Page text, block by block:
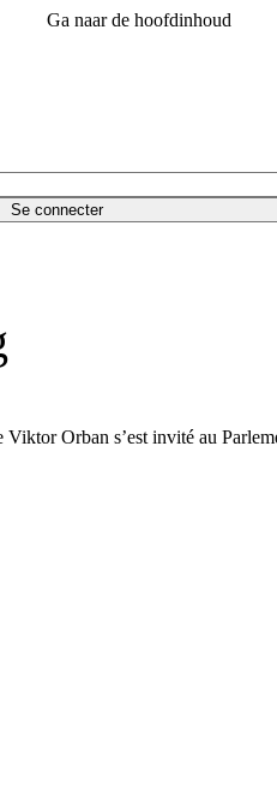
Ga naar de hoofdinhoud
Se connecter
Orban s’est invité au